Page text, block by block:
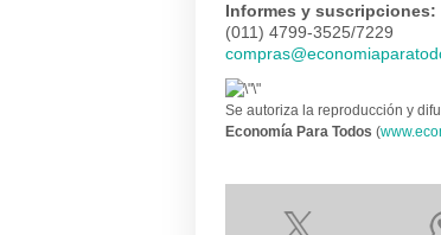
Informes y suscripciones:
(011) 4799-3525/7229
Se autoriza la reproducción y
Economía Para Todos (